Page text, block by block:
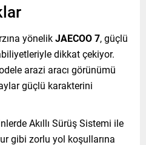
yönelikJAECOO 7, güçlü
dikkat çekiyor.
arazi aracı görünümü
güçlü karakterini
Akıllı Sürüş Sistemi ile
gibi zorlu yol koşullarına